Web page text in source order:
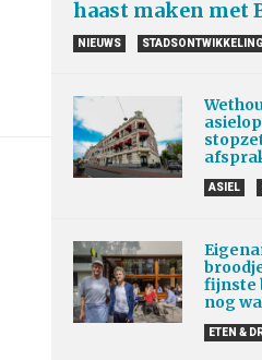
haast maken met
NIEUWS STADSONTWIKKELING
ASIEL
fijnste
nog
ETEN &